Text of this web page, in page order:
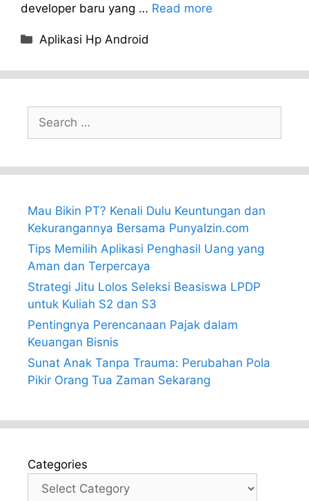
developer baru yang … Read more
Categories
Aplikasi Hp Android
for:
Mau Bikin PT? Kenali Dulu Keuntungan dan
Kekurangannya Bersama PunyaIzin.com
Tips Memilih Aplikasi Penghasil Uang yang
Aman dan Terpercaya
Strategi Jitu Lolos Seleksi Beasiswa LPDP
untuk Kuliah S2 dan S3
Pentingnya Perencanaan Pajak dalam
Keuangan Bisnis
Sunat Anak Tanpa Trauma: Perubahan Pola
Pikir Orang Tua Zaman Sekarang
Categories